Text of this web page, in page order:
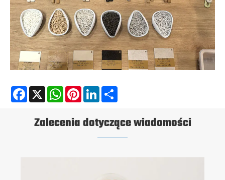
Facebook
X WhatsAppPinterestLinkedIn
Zalecenia dotyczące wiadomości